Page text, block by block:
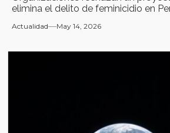
elimina el delito de feminicidio en
Actualidad May 14, 2026